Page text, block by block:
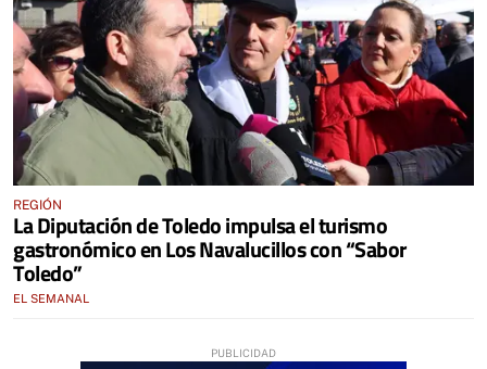
REGIÓN
La Diputación de Toledo impulsa el turismo
gastronómico en Los Navalucillos con “Sabor
Toledo”
EL SEMANAL